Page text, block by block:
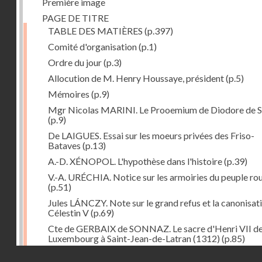
PAGE DE TITRE
TABLE DES MATIÈRES (p.397)
Comité d'organisation(p.1)
Ordre du jour(p.3)
Allocution de M. Henry Houssaye, président(p.5)
Mémoires (p.9)
Mgr Nicolas MARINI. Le Prooemium de Diodore de
(p.9)
De LAIGUES. Essai sur les moeurs privées des Friso-
Bataves (p.13)
A.-D. XÉNOPOL. L'hypothèse dans l'histoire(p.39)
V.-A. URÉCHIA. Notice sur les armoiries du peuple
(p.51)
Jules LÁNCZY. Note sur le grand refus et la
Célestin V(p.69)
Cte de GERBAIX de SONNAZ. Le sacre d'Henri VII
Luxembourg à Saint-Jean-de-Latran (1312) (p.85)